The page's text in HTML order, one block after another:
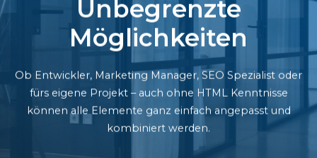
Unbegrenzte
Möglichkeiten
Ob Entwickler, Marketing Manager, SEO Spezialist oder
fürs eigene Projekt – auch ohne HTML Kenntnisse
können alle Elemente ganz einfach angepasst und
kombiniert werden.